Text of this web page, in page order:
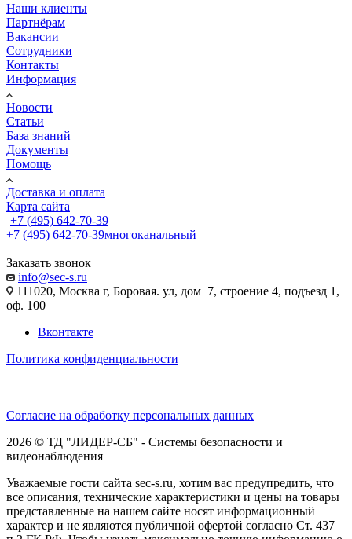
Наши клиенты
Партнёрам
Вакансии
Сотрудники
Контакты
Информация
Новости
Статьи
База знаний
Документы
Помощь
Доставка и оплата
Карта сайта
+7 (495) 642-70-39
+7 (495) 642-70-39многоканальный
Заказать звонок
info@sec-s.ru
111020, Москва г, Боровая. ул, дом 7, строение 4, подъезд 1,
оф. 100
Вконтакте
Политика конфиденциальности
Согласие на обработку персональных данных
2026 © ТД "ЛИДЕР-СБ" - Системы безопасности и
видеонаблюдения
Уважаемые гости сайта sec-s.ru, хотим вас предупредить, что
все описания, технические характеристики и цены на товары
представленные на нашем сайте носят информационный
характер и не являются публичной офертой согласно Ст. 437